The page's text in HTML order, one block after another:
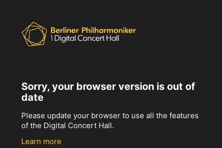
Sorry, your browser version is out of
date
Please update your browser to use all the features
of the Digital Concert Hall.
Learn more